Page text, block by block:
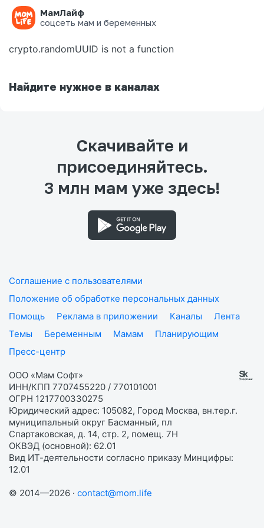
МамЛайф
соцсеть мам и беременных
Ошибка на странице
crypto.randomUUID is not a function
Найдите нужное в каналах
Скачивайте и
присоединяйтесь.
3 млн мам уже здесь!
Соглашение с пользователями
Положение об обработке персональных данных
Помощь
Реклама в приложении Каналы
Лента
Темы
Беременным Мамам
Планирующим
Пресс-центр
ООО «Мам Софт»
ИНН/КПП 7707455220 / 770101001
ОГРН 1217700330275
Юридический адрес: 105082, Город Москва, вн.тер.г.
муниципальный округ Басманный, пл
Спартаковская, д. 14, стр. 2, помещ. 7Н
ОКВЭД (основной): 62.01
Вид ИТ-деятельности согласно приказу Минцифры:
12.01
© 2014—2026 · contact@mom.life